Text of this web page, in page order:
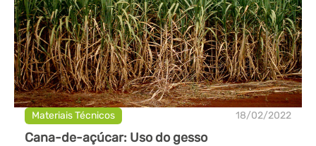
Materiais Técnicos 18/02/2022
Cana-de-açúcar: Uso do gesso